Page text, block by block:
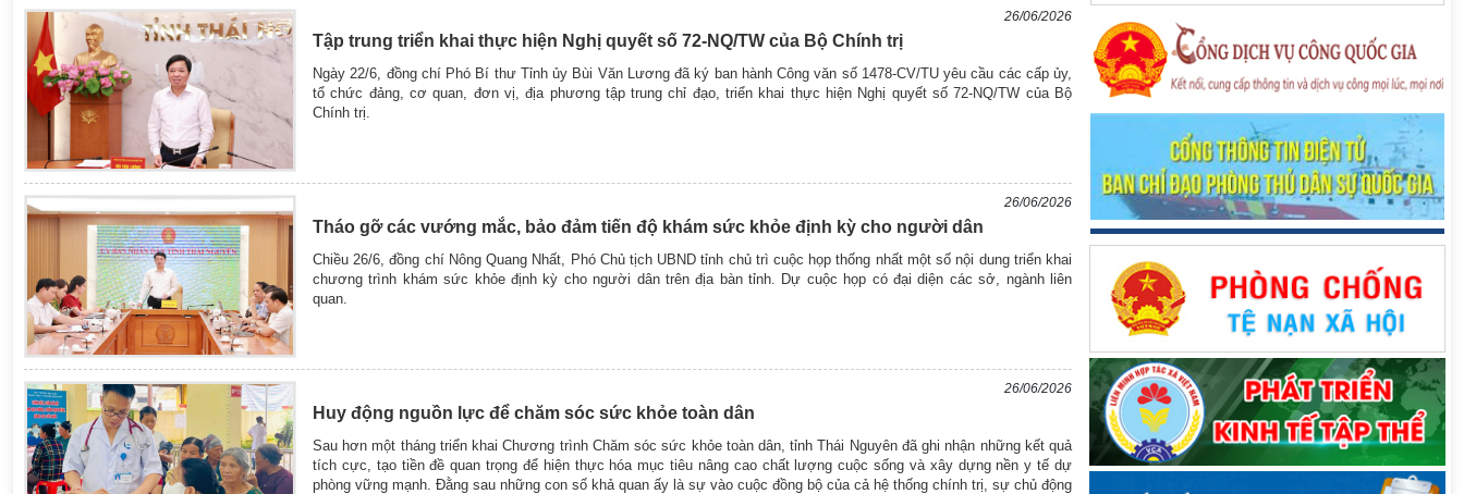
26/06/2026
Tập trung triển khai thực hiện Nghị quyết số 72-NQ/TW của Bộ Chính trị
Ngày 22/6, đồng chí Phó Bí thư Tỉnh ủy Bùi Văn Lương đã ký ban hành Công văn số 1478-CV/TU yêu cầu các cấp ủy,
tổ chức đảng, cơ quan, đơn vị, địa phương tập trung chỉ đạo, triển khai thực hiện Nghị quyết số 72-NQ/TW của Bộ
Chính trị.
26/06/2026
Tháo gỡ các vướng mắc, bảo đảm tiến độ khám sức khỏe định kỳ cho người dân
Chiều 26/6, đồng chí Nông Quang Nhất, Phó Chủ tịch UBND tỉnh chủ trì cuộc họp thống nhất một số nội dung triển khai
chương trình khám sức khỏe định kỳ cho người dân trên địa bàn tỉnh. Dự cuộc họp có đại diện các sở, ngành liên
quan.
26/06/2026
Huy động nguồn lực để chăm sóc sức khỏe toàn dân
Sau hơn một tháng triển khai Chương trình Chăm sóc sức khỏe toàn dân, tỉnh Thái Nguyên đã ghi nhận những kết quả
tích cực, tạo tiền đề quan trọng để hiện thực hóa mục tiêu nâng cao chất lượng cuộc sống và xây dựng nền y tế dự
phòng vững mạnh. Đằng sau những con số khả quan ấy là sự vào cuộc đồng bộ của cả hệ thống chính trị, sự chủ động